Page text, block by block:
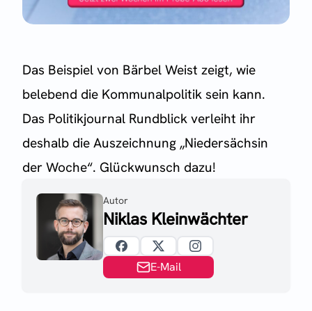
Das Beispiel von Bärbel Weist zeigt, wie
belebend die Kommunalpolitik sein kann.
Das Politikjournal Rundblick verleiht ihr
deshalb die Auszeichnung „Niedersächsin
der Woche“. Glückwunsch dazu!
Autor
Niklas Kleinwächter
E-Mail